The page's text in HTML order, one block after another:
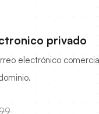
privado
electrónico